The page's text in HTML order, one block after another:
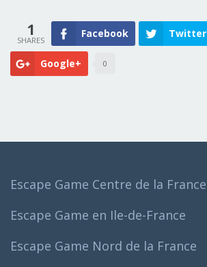
1 Facebook Twitter
Google+ 0
Escape Game Centre de la France
Escape Game en Ile-de-France
Escape Game Nord de la France